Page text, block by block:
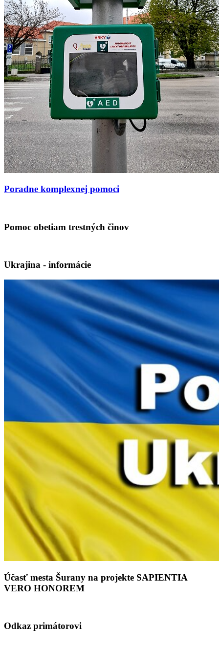
Poradne komplexnej pomoci
Pomoc obetiam trestných činov
Ukrajina - informácie
Účasť mesta Šurany na projekte SAPIENTIA
VERO HONOREM
Odkaz primátorovi